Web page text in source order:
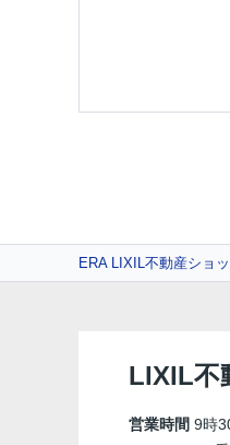
ERA LIXIL不動産ショ
LIXIL不
営業時間 9時